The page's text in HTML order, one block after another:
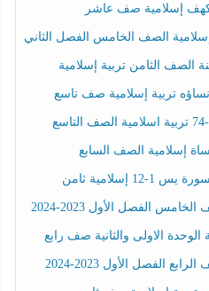
إسلامية صف عاشر
الصف الخامس الفصل الثاني
الثامن تربية إسلامية
تربية إسلامية صف تاسع
إسلامية الصف السابع
ثامن
الفصل الأول 2023-2024
الاولى والثانية صف رابع
الفصل الأول 2023-2024